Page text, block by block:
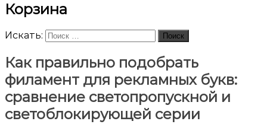
Корзина
Искать: Поиск
Как правильно подобрать
филамент для рекламных букв:
сравнение светопропускной и
светоблокирующей серии